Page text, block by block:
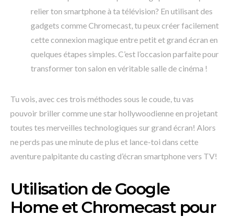
relier ton smartphone à ta télévision? En utilisant des
gadgets comme Chromecast, tu peux créer facilement
cette connexion magique entre petit et grand écran en
quelques étapes simples. C’est l’occasion parfaite pour
transformer ton salon en véritable salle de cinéma !
Tu vois, avec ces trois méthodes sous le coude, tu vas
pouvoir briller comme une star hollywoodienne en projetant
toutes tes merveilles technologiques sur grand écran! Alors
ne perds pas une minute de plus et lance-toi dans cette
aventure palpitante du casting d’écran smartphone vers TV!
Utilisation de Google
Home et Chromecast pour